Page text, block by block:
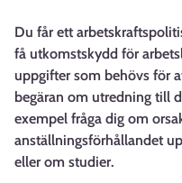
Du får ett
få utkomstskydd för
uppgifter som behövs för
begäran om utredning till
exempel fråga dig om
anställningsförhållandet
eller om studier.